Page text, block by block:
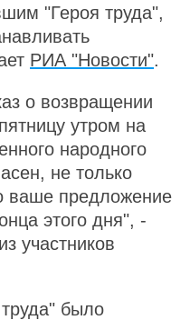
"Героя труда",
РИА "Новости".
о возвращении
утром на
народного
не только
ваше предложение
этого дня", -
участников
было